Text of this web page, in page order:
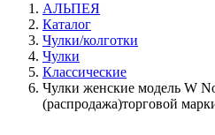
АЛЬПЕЯ
Каталог
Чулки/колготки
Чулки
Классические
Чулки женские модель W
(распродажа)торговой